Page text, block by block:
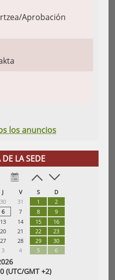
Aprobación
los anuncios
LA SEDE
J V S
D
30 31 1
2
6 7 8
9
13 14 15
16
20 21 22
23
27 28 29
30
3 4 5 6
(UTC/GMT +2)